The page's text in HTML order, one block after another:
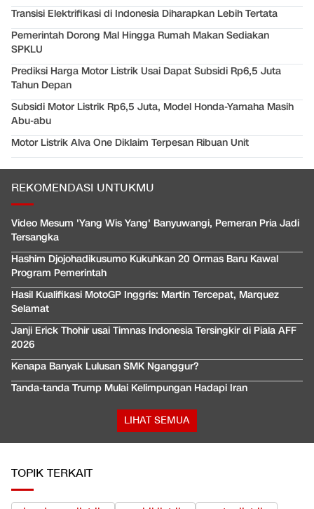
Transisi Elektrifikasi di Indonesia Diharapkan Lebih Tertata
Pemerintah Dorong Mal Hingga Rumah Makan Sediakan
SPKLU
Prediksi Harga Motor Listrik Usai Dapat Subsidi Rp6,5 Juta
Tahun Depan
Subsidi Motor Listrik Rp6,5 Juta, Model Honda-Yamaha Masih
Abu-abu
Motor Listrik Alva One Diklaim Terpesan Ribuan Unit
REKOMENDASI UNTUKMU
Video Mesum 'Yang Wis Yang' Banyuwangi, Pemeran Pria Jadi
Tersangka
Hashim Djojohadikusumo Kukuhkan 20 Ormas Baru Kawal
Program Pemerintah
Hasil Kualifikasi MotoGP Inggris: Martin Tercepat, Marquez
Selamat
Janji Erick Thohir usai Timnas Indonesia Tersingkir di Piala AFF
2026
Kenapa Banyak Lulusan SMK Nganggur?
Tanda-tanda Trump Mulai Kelimpungan Hadapi Iran
LIHAT SEMUA
TOPIK TERKAIT